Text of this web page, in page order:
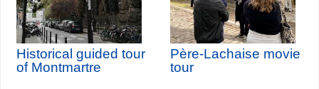
Historical guided tour
of Montmartre
Père-Lachaise movie
tour